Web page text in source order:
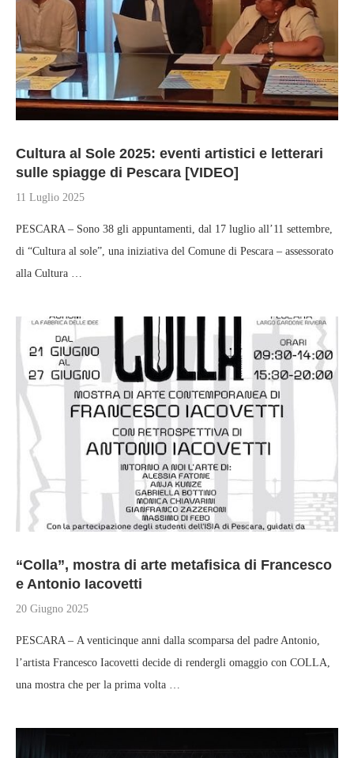
Cultura al Sole 2025: eventi artistici e letterari
sulle spiagge di Pescara [VIDEO]
11 Luglio 2025
PESCARA – Sono 38 gli appuntamenti, dal 17 luglio all’11 settembre,
di “Cultura al sole”, una iniziativa del Comune di Pescara – assessorato
alla Cultura …
“Colla”, mostra di arte metafisica di Francesco
e Antonio Iacovetti
20 Giugno 2025
PESCARA – A venticinque anni dalla scomparsa del padre Antonio,
l’artista Francesco Iacovetti decide di rendergli omaggio con COLLA,
una mostra che per la prima volta …